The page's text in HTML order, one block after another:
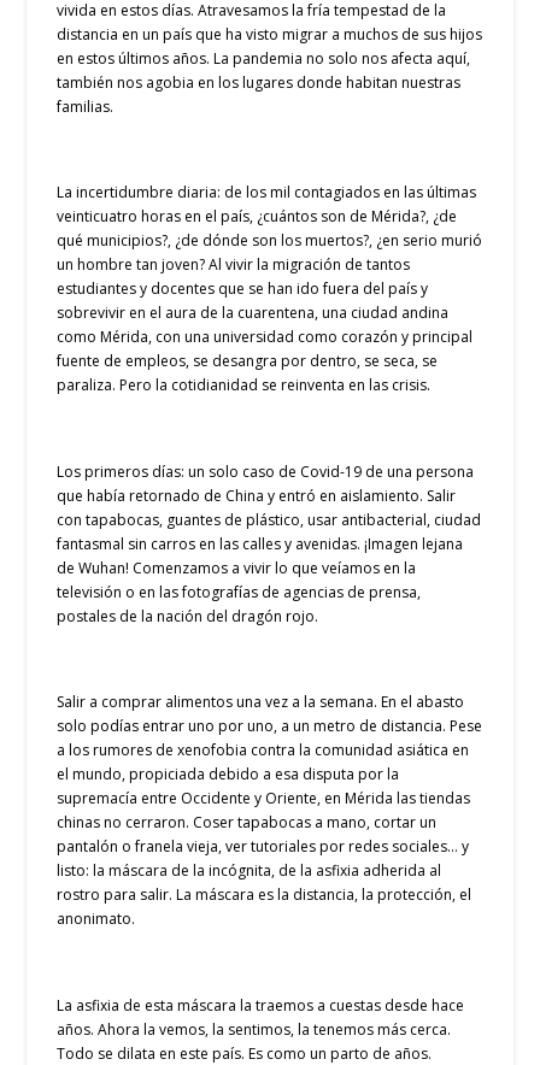
vivida en estos días. Atravesamos la fría tempestad de la
distancia en un país que ha visto migrar a muchos de sus hijos
en estos últimos años. La pandemia no solo nos afecta aquí,
también nos agobia en los lugares donde habitan nuestras
familias.
La incertidumbre diaria: de los mil contagiados en las últimas
veinticuatro horas en el país, ¿cuántos son de Mérida?, ¿de
qué municipios?, ¿de dónde son los muertos?, ¿en serio murió
un hombre tan joven? Al vivir la migración de tantos
estudiantes y docentes que se han ido fuera del país y
sobrevivir en el aura de la cuarentena, una ciudad andina
como Mérida, con una universidad como corazón y principal
fuente de empleos, se desangra por dentro, se seca, se
paraliza. Pero la cotidianidad se reinventa en las crisis.
Los primeros días: un solo caso de Covid-19 de una persona
que había retornado de China y entró en aislamiento. Salir
con tapabocas, guantes de plástico, usar antibacterial, ciudad
fantasmal sin carros en las calles y avenidas. ¡Imagen lejana
de Wuhan! Comenzamos a vivir lo que veíamos en la
televisión o en las fotografías de agencias de prensa,
postales de la nación del dragón rojo.
Salir a comprar alimentos una vez a la semana. En el abasto
solo podías entrar uno por uno, a un metro de distancia. Pese
a los rumores de xenofobia contra la comunidad asiática en
el mundo, propiciada debido a esa disputa por la
supremacía entre Occidente y Oriente, en Mérida las tiendas
chinas no cerraron. Coser tapabocas a mano, cortar un
pantalón o franela vieja, ver tutoriales por redes sociales… y
listo: la máscara de la incógnita, de la asfixia adherida al
rostro para salir. La máscara es la distancia, la protección, el
anonimato.
La asfixia de esta máscara la traemos a cuestas desde hace
años. Ahora la vemos, la sentimos, la tenemos más cerca.
Todo se dilata en este país. Es como un parto de años.